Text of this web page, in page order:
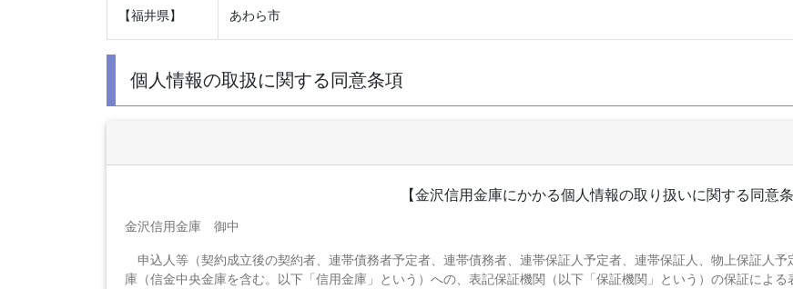
【福井県】 あわら市
個人情報の取扱に関する同意条項
【金沢信用金庫にかかる個人情報の取り扱いに関する同意条
金沢信用金庫 御中
申込人等（契約成立後の契約者、連帯債務者予定者、連帯債務者、連帯保証人予定者、連帯保証人、物上保証人
庫（信金中央金庫を含む。以下「信用金庫」という）への、表記保証機関（以下「保証機関」という）の保証によ